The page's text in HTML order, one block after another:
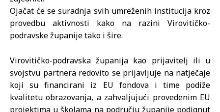
Ojačat će se suradnja svih umreženih institucija kroz
provedbu aktivnosti kako na razini Virovitičko-
podravske županije tako i šire.
Virovitičko-podravska županija kao prijavitelj ili u
svojstvu partnera redovito se prijavljuje na natječaje
koji su financirani iz EU fondova i time podiže
kvalitetu obrazovanja, a zahvaljujući provedenim EU
projektima u školama na području županije podignut